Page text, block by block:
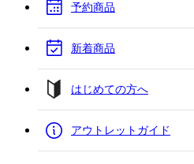
予約商品
新着商品
はじめての方へ
アウトレットガイド